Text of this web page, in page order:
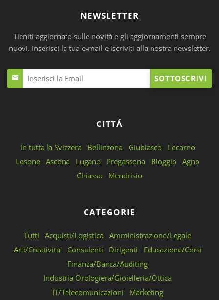
NEWSLETTER
Tieniti aggiornato sulle novitá e gli aggiornamenti sempre
nuovi. Inserisci la tua e-mail e iscriviti alla nostra newsletter.
SOTTOSCRIVI
CITTÁ
In tutta la Svizzera Bellinzona Giubiasco
Locarno
Losone Ascona Lugano Pregassona Bioggio Agno
Chiasso
Mendrisio
CATEGORIE
Tutti Acquisti/Logistica
Amministrazione/Legale
Arti/Creativita'
Consulenti Dirigenti
Educazione/Corsi
Finanza/Banca/Auditing
Industria Orologiera/Gioielleria/Ottica
IT/Telecomunicazioni
Marketing